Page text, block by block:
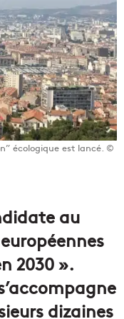
au
2030 ».
dizaines